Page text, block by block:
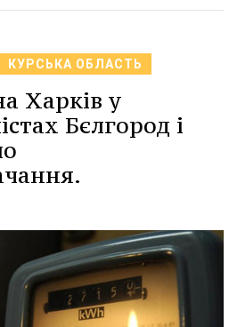
КУРСЬКА ОБЛАСТЬ
Харків у
Бєлгород і